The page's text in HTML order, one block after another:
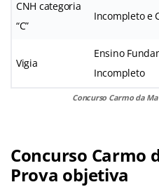
CNH categoria
“C”
Incompleto e
Vigia
Ensino
Incompleto
Concurso Carmo da
Concurso Carmo
Prova objetiva